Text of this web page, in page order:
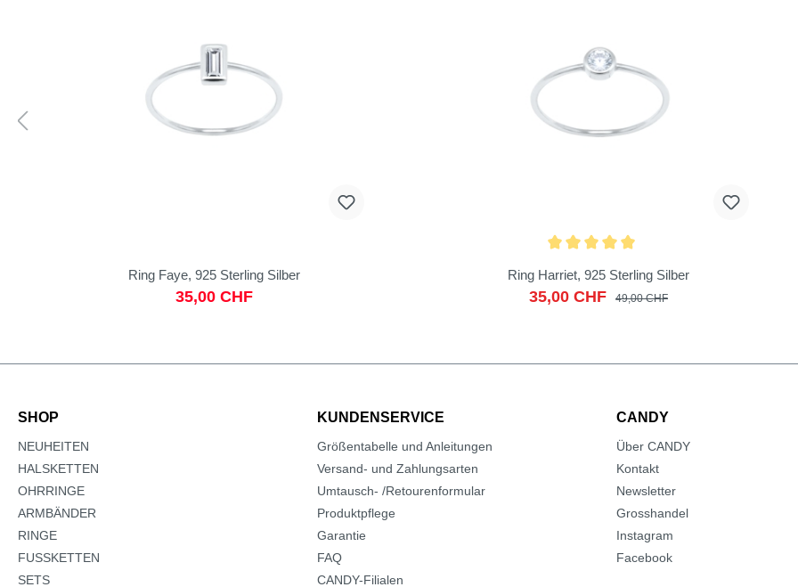
Ring Faye, 925 Sterling Silber
35,00 CHF
Ring Harriet, 925 Sterling Silber
35,00 CHF 49,00 CHF
SHOP
NEUHEITEN
HALSKETTEN
OHRRINGE
ARMBÄNDER
RINGE
FUSSKETTEN
SETS
KUNDENSERVICE
Größentabelle und Anleitungen
Versand- und Zahlungsarten
Umtausch- /Retourenformular
Produktpflege
Garantie
FAQ
CANDY-Filialen
CANDY
Über CANDY
Kontakt
Newsletter
Grosshandel
Instagram
Facebook